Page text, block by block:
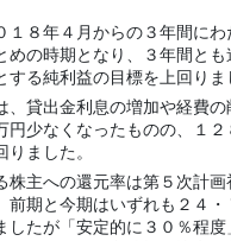
１８年４月からの３年間にわ
めの時期となり、３年間とも
する純利益の目標を上回りま
、貸出金利息の増加や経費
円少なくなったものの、１２
ました。
株主への還元率は第５次計画
前期と今期はいずれも２４・
したが「安定的に３０％程度